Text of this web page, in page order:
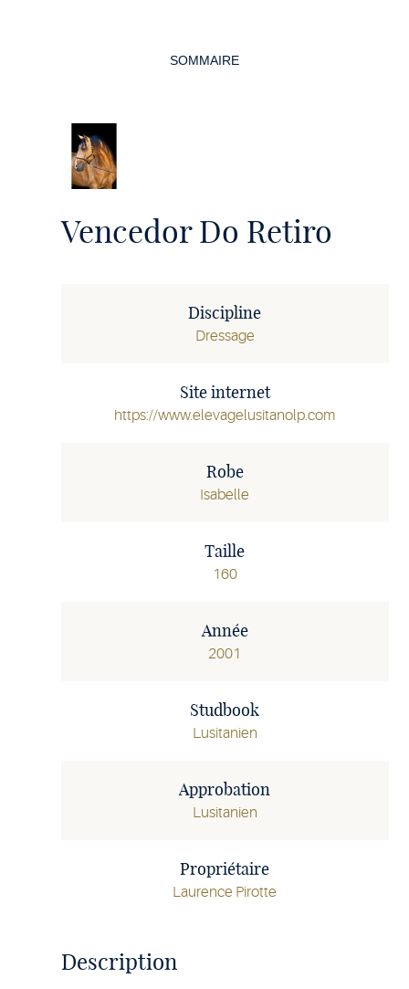
Vencedor Do Retiro
Discipline
Dressage
Site internet
https://www.elevagelusitanolp.com
Robe
Isabelle
Taille
160
Année
2001
Studbook
Lusitanien
Approbation
Lusitanien
Propriétaire
Laurence Pirotte
Description
SOMMAIRE